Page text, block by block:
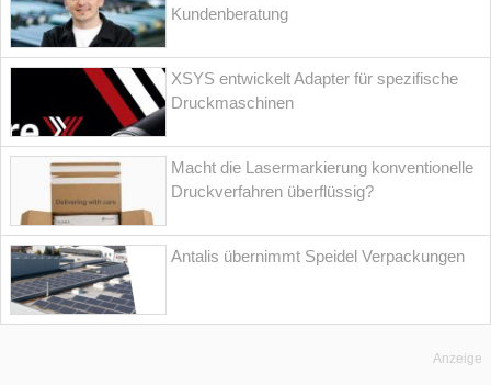
Kundenberatung
XSYS entwickelt Adapter für spezifische
Druckmaschinen
Macht die Lasermarkierung konventionelle
Druckverfahren überflüssig?
Antalis übernimmt Speidel Verpackungen
Anzeige